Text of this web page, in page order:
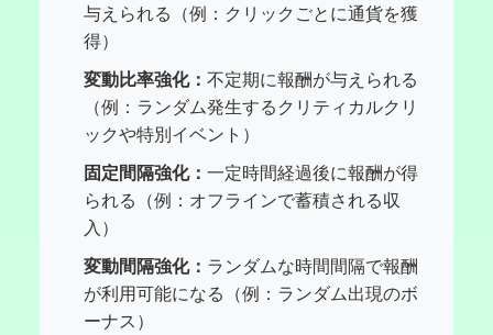
与えられる（例：クリックごとに通貨を獲
得）
変動比率強化： 不定期に報酬が与えられる
（例：ランダム発生するクリティカルクリ
ックや特別イベント）
固定間隔強化： 一定時間経過後に報酬が得
られる（例：オフラインで蓄積される収
入）
変動間隔強化： ランダムな時間間隔で報酬
が利用可能になる（例：ランダム出現のボ
ーナス）